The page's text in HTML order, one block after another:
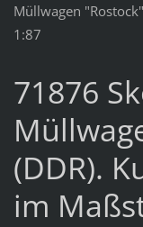
Müllwagen
1:87
71876
(DDR).
im